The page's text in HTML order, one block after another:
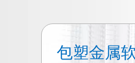
包塑金属